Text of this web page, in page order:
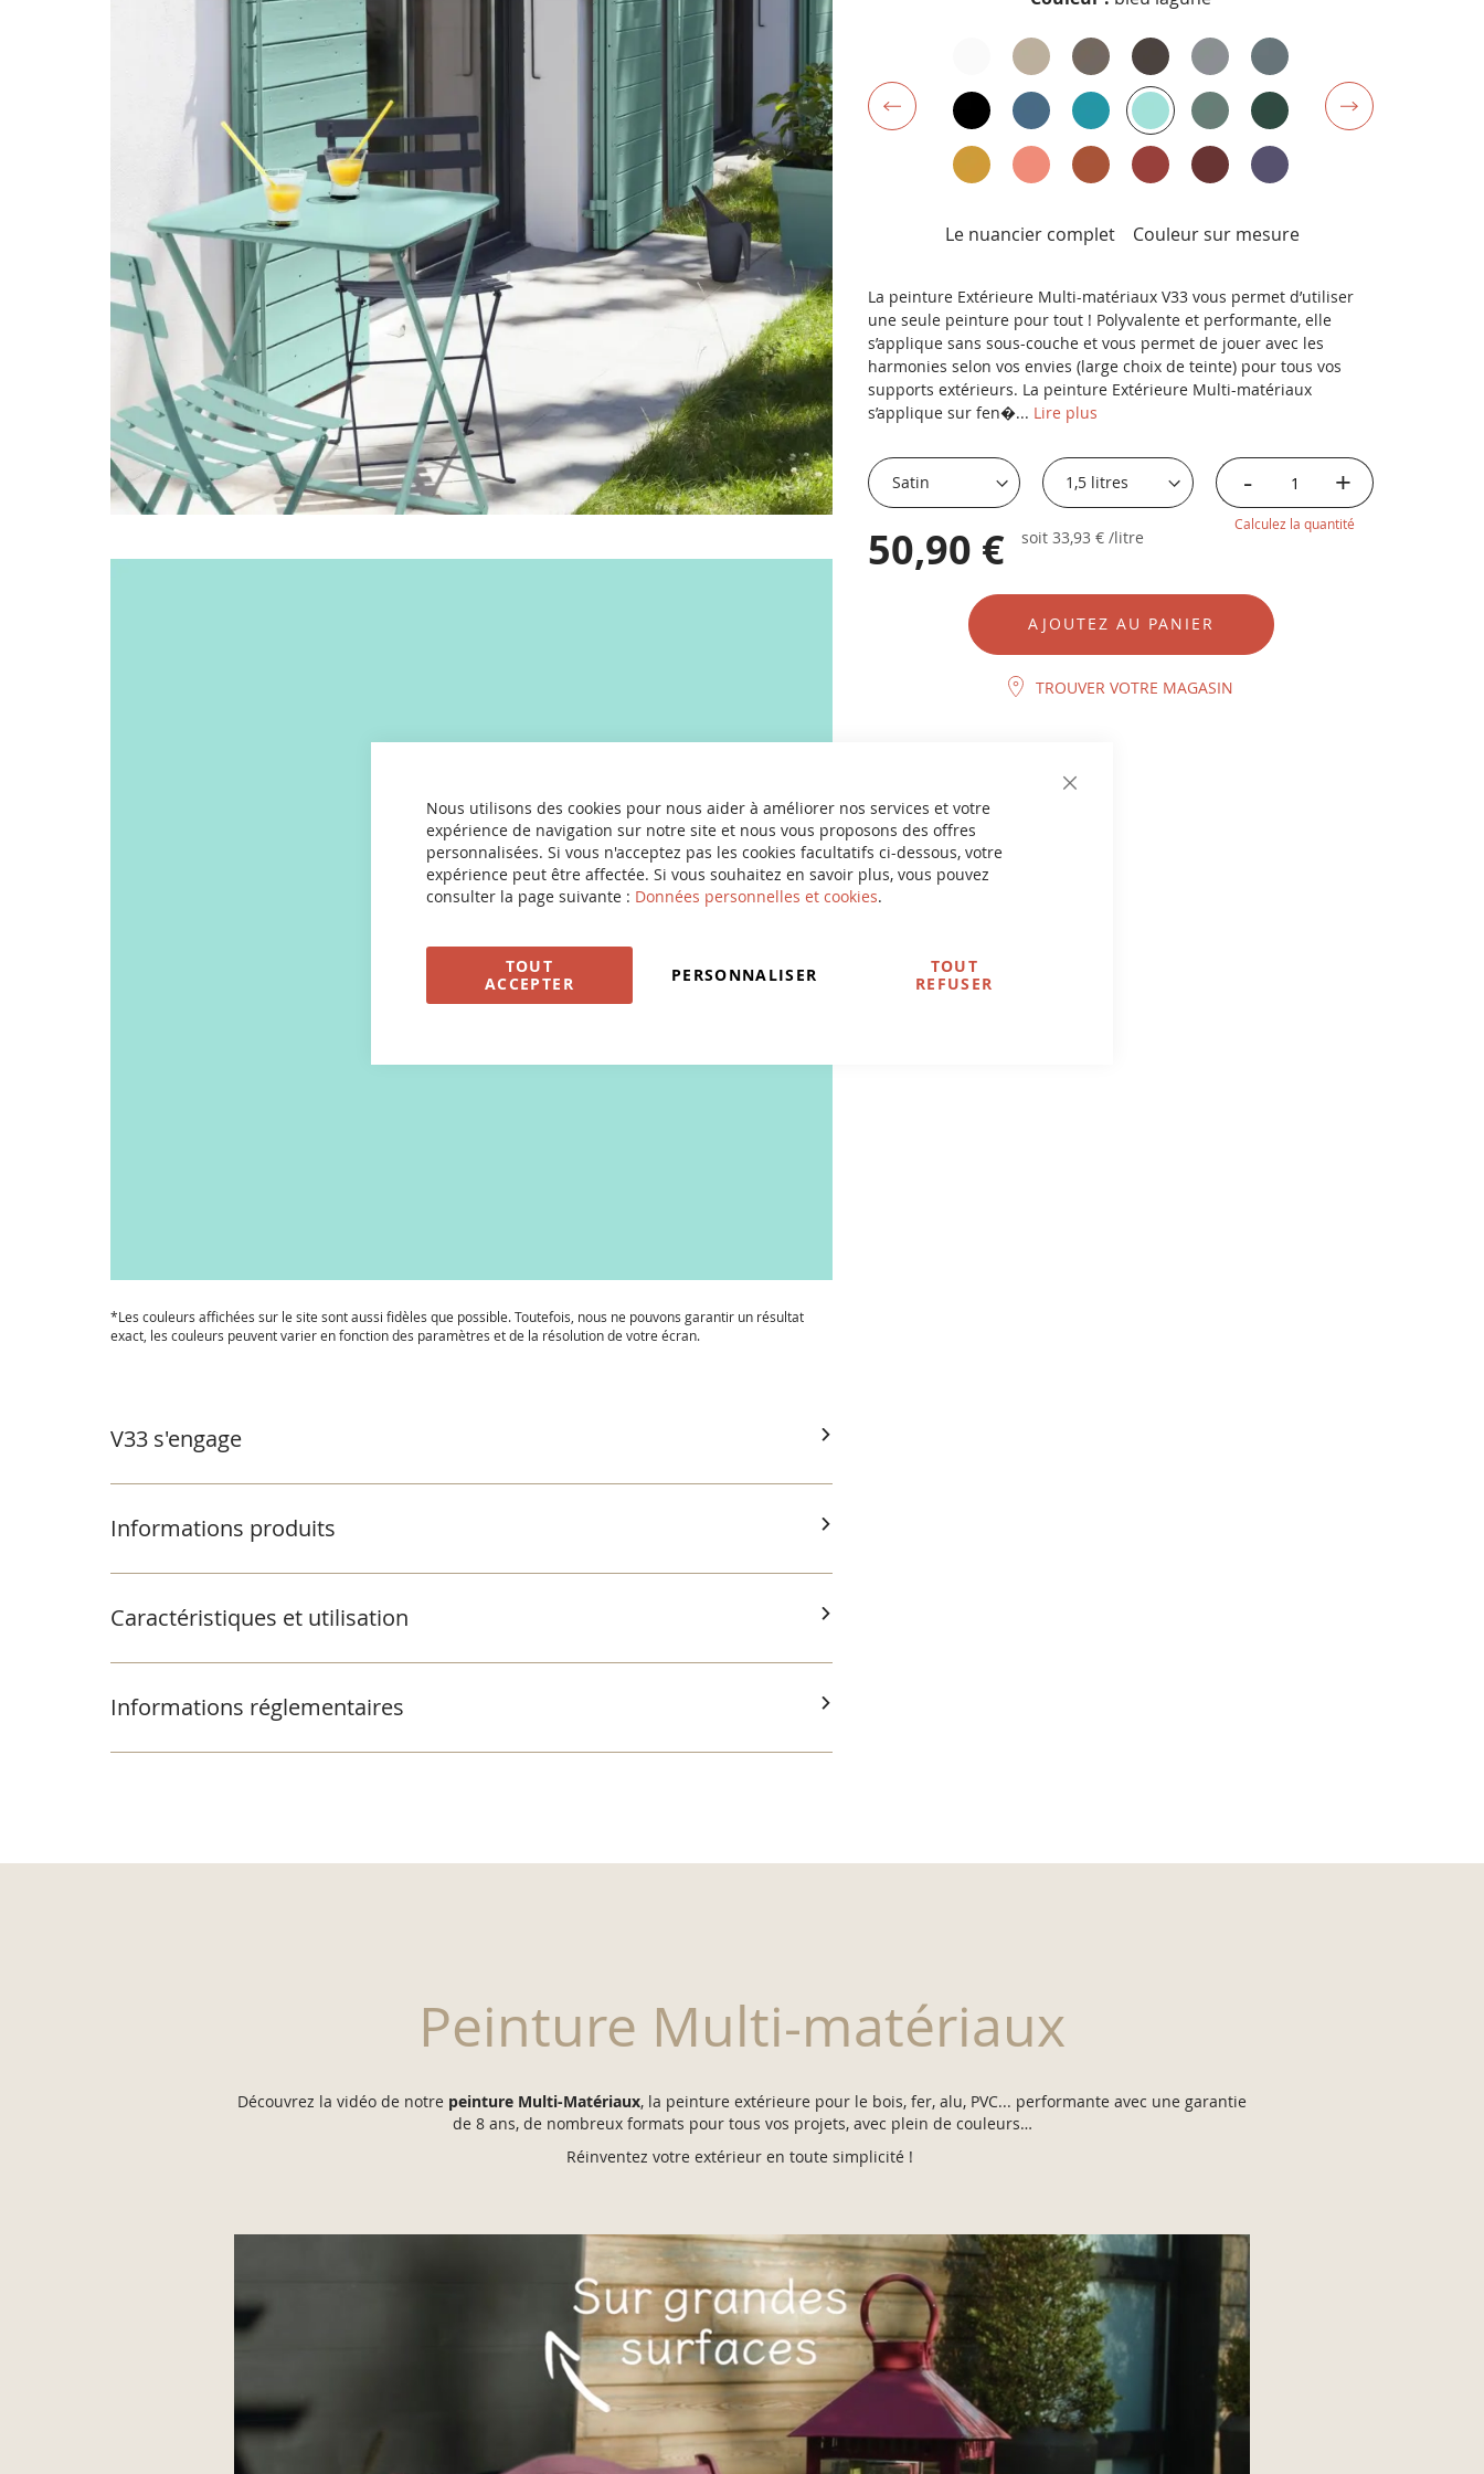
Nous utilisons des cookies pour nous aider à améliorer nos services et votre
expérience de navigation sur notre site et nous vous proposons des offres
personnalisées. Si vous n'acceptez pas les cookies facultatifs ci-dessous, votre
expérience peut être affectée. Si vous souhaitez en savoir plus, vous pouvez
consulter la page suivante : Données personnelles et cookies.
TOUT
ACCEPTER
PERSONNALISER
TOUT
REFUSER
au
début
Le nuancier complet Couleur sur mesure
La peinture Extérieure Multi-matériaux V33 vous permet d’utiliser
une seule peinture pour tout ! Polyvalente et performante, elle
s’applique sans sous-couche et vous permet de jouer avec les
harmonies selon vos envies (large choix de teinte) pour tous vos
supports extérieurs. La peinture Extérieure Multi-matériaux
s’applique sur fen�... Lire plus
- +
Calculez la quantité
50,90 € soit33,93 € /litre
AJOUTEZ AU PANIER
TROUVER VOTRE MAGASIN
*Les couleurs affichées sur le site sont aussi fidèles que possible. Toutefois, nous ne pouvons garantir un résultat
exact, les couleurs peuvent varier en fonction des paramètres et de la résolution de votre écran.
V33 s'engage
Informations produits
Caractéristiques et utilisation
Informations réglementaires
Peinture Multi-matériaux
Découvrez la vidéo de notre peinture Multi-Matériaux, la peinture extérieure pour le bois, fer, alu, PVC... performante avec une garantie
de 8 ans, de nombreux formats pour tous vos projets, avec plein de couleurs…
Réinventez votre extérieur en toute simplicité !